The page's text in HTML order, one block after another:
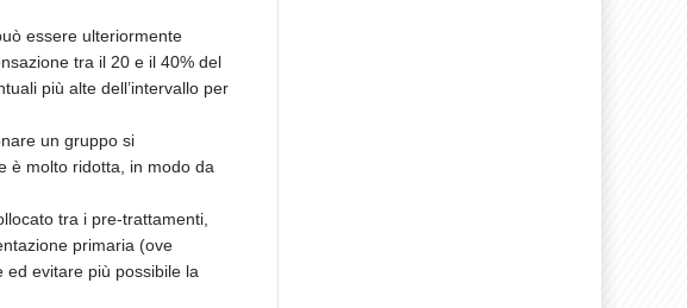
essere ulteriormente
tra il 20 e il 40% del
più alte dell’intervallo per
un gruppo si
è molto ridotta, in modo da
tra i pre-trattamenti,
primaria (ove
evitare più possibile la